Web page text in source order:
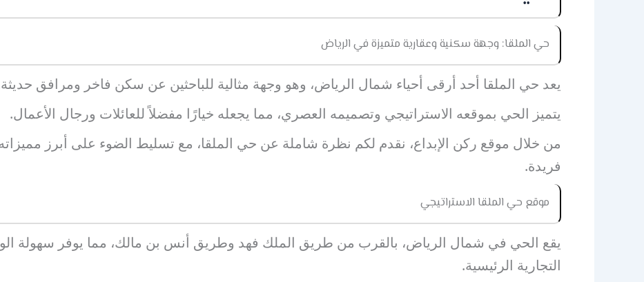
حي الملقا: وجهة سكنية وعقارية متميزة في الرياض
يعد حي الملقا أحد أرقى أحياء شمال الرياض، وهو وجهة مثالية للباحثين عن سكن فاخر ومرافق
يتميز الحي بموقعه الاستراتيجي وتصميمه العصري، مما يجعله خيارًا مفضلاً للعائلات ورجال الأعمال.
من خلال موقع ركن الإبداع، نقدم لكم نظرة شاملة عن حي الملقا، مع تسليط الضوء على أبرز
فريدة.
موقع حي الملقا الاستراتيجي
يقع الحي في شمال الرياض، بالقرب من طريق الملك فهد وطريق أنس بن مالك، مما يوفر سهولة
التجارية الرئيسية.